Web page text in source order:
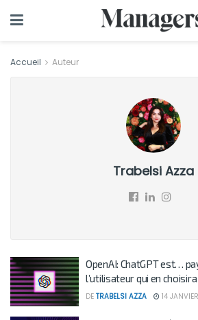
Accueil Auteur
Trabelsi Azza
OpenAI: ChatGPT est…
l’utilisateur qui en
DE TRABELSI AZZA 14